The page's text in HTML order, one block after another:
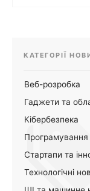
КАТЕГОРІЇ
Веб-розробка
Гаджети та
Кібербезпека
Програмування
Стартапи та
Технологічні